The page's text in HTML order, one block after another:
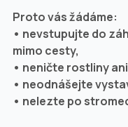
Proto vás žádáme:
•⁠ ⁠nevstupujte do
mimo cesty,
•⁠ ⁠neničte rostliny
•⁠ ⁠neodnášejte
•⁠ ⁠nelezte po